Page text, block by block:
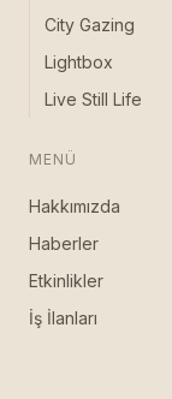
City Gazing
Lightbox
Live Still Life
MENÜ
Hakkımızda
Haberler
Etkinlikler
İş İlanları